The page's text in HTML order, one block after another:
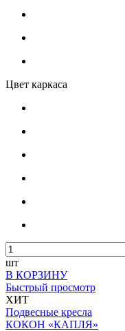
Цвет каркаса
шт
В КОРЗИНУ
Быстрый просмотр
ХИТ
Подвесные кресла
КОКОН «КАПЛЯ»